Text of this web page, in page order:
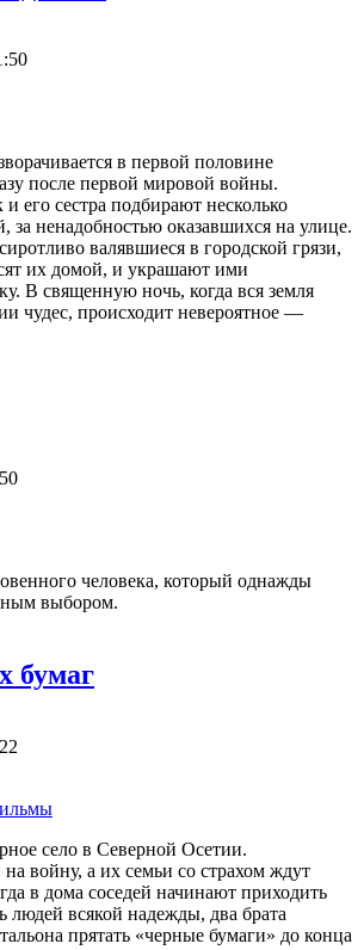
в первой половине
после первой мировой войны.
его сестра подбирают несколько
за ненадобностью оказавшихся на улице.
валявшиеся в городской грязи,
их домой, и украшают ими
В священную ночь, когда вся земля
чудес, происходит невероятное —
человека, который однажды
выбором.
бумаг
село в Северной Осетии.
войну, а их семьи со страхом ждут
в дома соседей начинают приходить
людей всякой надежды, два брата
прятать «черные бумаги» до конца